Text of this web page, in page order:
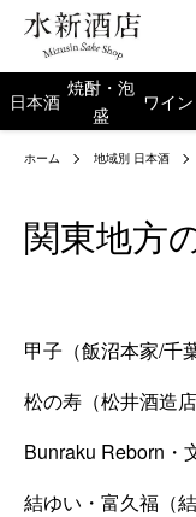
日本酒
焼酎・泡
盛
ワイン
ホーム 地域別 日本酒
関東地方
甲子（飯沼本家/千
松の寿（松井酒造店
Bunraku Reborn・
結ゆい・富久福（